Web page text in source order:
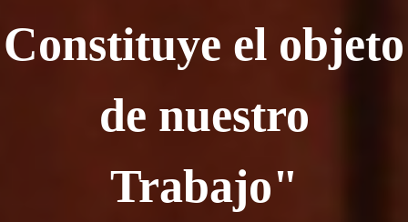
Constituye el objeto
de nuestro
Trabajo"